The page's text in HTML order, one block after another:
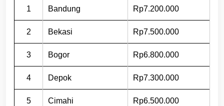
1 Bandung Rp7.200.000
2 Bekasi Rp7.500.000
3 Bogor Rp6.800.000
4 Depok Rp7.300.000
5 Cimahi Rp6.500.000